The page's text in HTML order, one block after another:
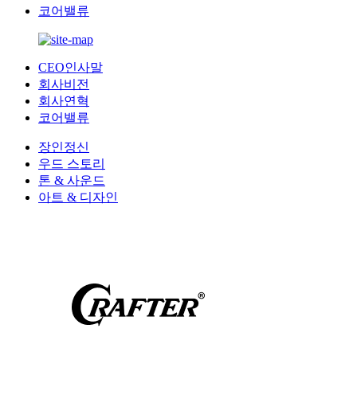
코어밸류
CEO인사말
회사비전
회사연혁
코어밸류
장인정신
우드 스토리
톤 & 사운드
아트 & 디자인